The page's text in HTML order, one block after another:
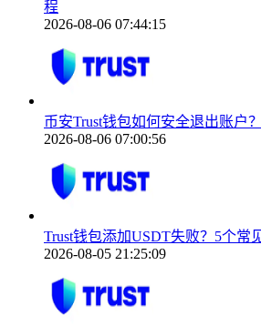
程
2026-08-06 07:44:15
币安Trust钱包如何安全退出账户
2026-08-06 07:00:56
Trust钱包添加USDT失败？5个常
2026-08-05 21:25:09